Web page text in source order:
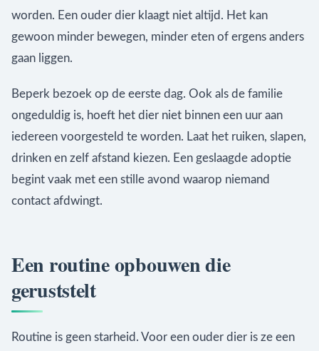
worden. Een ouder dier klaagt niet altijd. Het kan
gewoon minder bewegen, minder eten of ergens anders
gaan liggen.
Beperk bezoek op de eerste dag. Ook als de familie
ongeduldig is, hoeft het dier niet binnen een uur aan
iedereen voorgesteld te worden. Laat het ruiken, slapen,
drinken en zelf afstand kiezen. Een geslaagde adoptie
begint vaak met een stille avond waarop niemand
contact afdwingt.
Een routine opbouwen die
geruststelt
Routine is geen starheid. Voor een ouder dier is ze een